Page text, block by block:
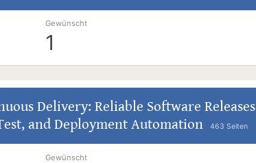
Gewünscht
1
Delivery: Reliable Software Releases
and Deployment Automation
463 Seiten
Gewünscht